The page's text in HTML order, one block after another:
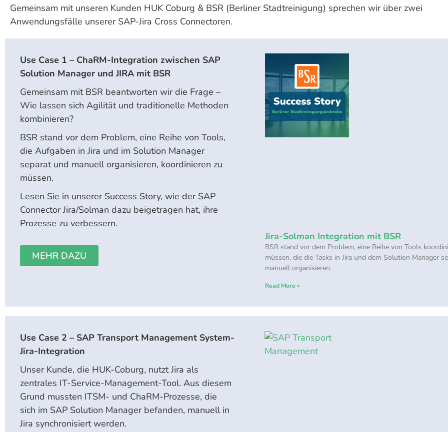
Gemeinsam mit unseren Kunden HUK Coburg & BSR (Berliner Stadtreinigung) sprechen wir über zwei
Anwendungsfälle unserer SAP-Jira Cross Connectoren.
Use Case 1 – ChaRM-Integration zwischen SAP
Solution Manager und JIRA mit BSR
Gemeinsam mit BSR beantworten wir die Frage –
Wie lassen sich Agilität und traditionelle Methoden
kombinieren?
BSR stand vor dem Problem, eine Reihe von Tools,
die Aufgaben in Jira und im Solution Manager
separat und manuell organisieren, koordinieren zu
müssen.
Lesen Sie in unserer Success Story, wie der SAP
Connector Jira/Solman dazu beigetragen hat, ihre
Prozesse zu verbessern.
MEHR DAZU
Jira-Solman Integration mit BSR
BSR stand vor dem Problem, eine Reihe von Tools
müssen, die die Tasks in Jira und dem Solution Manager
manuell organisieren.
Read More »
Use Case 2 – SAP Transport Management System-
Jira-Integration
Unser Kunde, die HUK-Coburg, nutzt Jira als
zentrales IT-Service-Management-Tool. Aus diesem
Grund mussten ITSM- und ChaRM-Prozesse, die
sich im SAP Solution Manager befanden, manuell in
Jira synchronisiert werden.